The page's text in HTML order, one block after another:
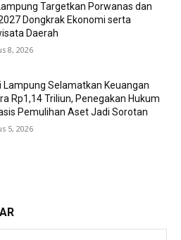
Targetkan Porwanas dan
Dongkrak Ekonomi serta
Daerah
8, 2026
Lampung Selamatkan Keuangan
Rp1,14 Triliun, Penegakan Hukum
Pemulihan Aset Jadi Sorotan
5, 2026